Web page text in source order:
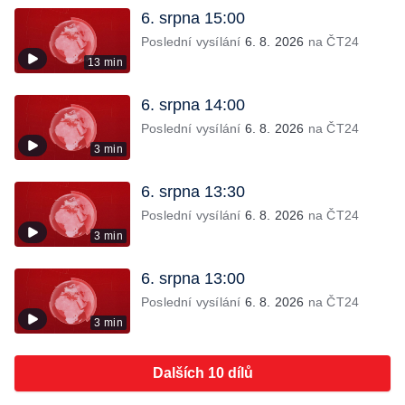
13 min
6. srpna 15:00
Poslední vysílání 6. 8. 2026 na ČT24
3 min
6. srpna 14:00
Poslední vysílání 6. 8. 2026 na ČT24
3 min
6. srpna 13:30
Poslední vysílání 6. 8. 2026 na ČT24
3 min
6. srpna 13:00
Poslední vysílání 6. 8. 2026 na ČT24
Dalších 10 dílů